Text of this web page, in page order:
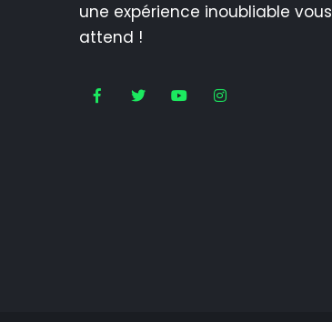
une expérience inoubliable vous
attend !